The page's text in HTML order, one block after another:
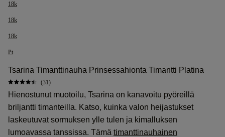
18k
18k
18k
Pt
Tsarina Timanttinauha Prinsessahionta Timantti Platina
(31)
Hienostunut muotoilu, Tsarina on kanavoitu pyöreillä
briljantti timanteilla. Katso, kuinka valon heijastukset
laskeutuvat sormuksen ylle tulen ja kimalluksen
lumoavassa tanssissa. Tämä timanttinauhainen